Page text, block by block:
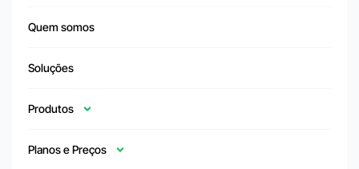
Quem somos
Soluções
Produtos
Planos e Preços